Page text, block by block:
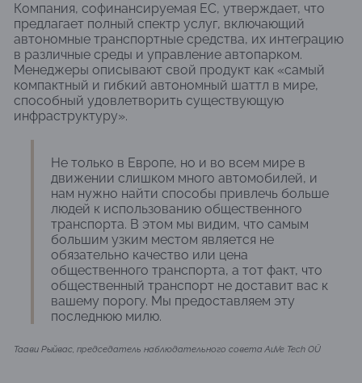
Компания, софинансируемая ЕС, утверждает, что
предлагает полный спектр услуг, включающий
автономные транспортные средства, их интеграцию
в различные среды и управление автопарком.
Менеджеры описывают свой продукт как «самый
компактный и гибкий автономный шаттл в мире,
способный удовлетворить существующую
инфраструктуру».
Не только в Европе, но и во всем мире в
движении слишком много автомобилей, и
нам нужно найти способы привлечь больше
людей к использованию общественного
транспорта. В этом мы видим, что самым
большим узким местом является не
обязательно качество или цена
общественного транспорта, а тот факт, что
общественный транспорт не доставит вас к
вашему порогу. Мы предоставляем эту
последнюю милю.
Таави Рыйвас, председатель наблюдательного совета AuVe Tech OÜ